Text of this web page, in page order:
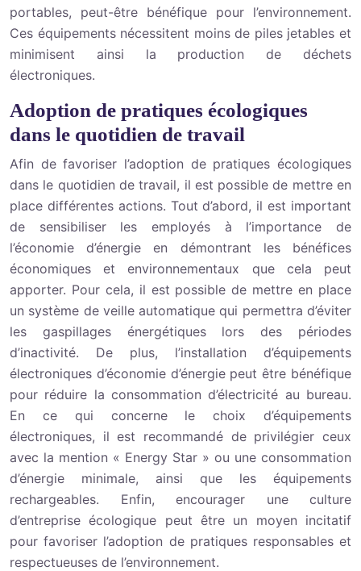
portables, peut-être bénéfique pour l’environnement.
Ces équipements nécessitent moins de piles jetables et
minimisent ainsi la production de déchets
électroniques.
Adoption de pratiques écologiques
dans le quotidien de travail
Afin de favoriser l’adoption de pratiques écologiques
dans le quotidien de travail, il est possible de mettre en
place différentes actions. Tout d’abord, il est important
de sensibiliser les employés à l’importance de
l’économie d’énergie en démontrant les bénéfices
économiques et environnementaux que cela peut
apporter. Pour cela, il est possible de mettre en place
un système de veille automatique qui permettra d’éviter
les gaspillages énergétiques lors des périodes
d’inactivité. De plus, l’installation d’équipements
électroniques d’économie d’énergie peut être bénéfique
pour réduire la consommation d’électricité au bureau.
En ce qui concerne le choix d’équipements
électroniques, il est recommandé de privilégier ceux
avec la mention « Energy Star » ou une consommation
d’énergie minimale, ainsi que les équipements
rechargeables. Enfin, encourager une culture
d’entreprise écologique peut être un moyen incitatif
pour favoriser l’adoption de pratiques responsables et
respectueuses de l’environnement.